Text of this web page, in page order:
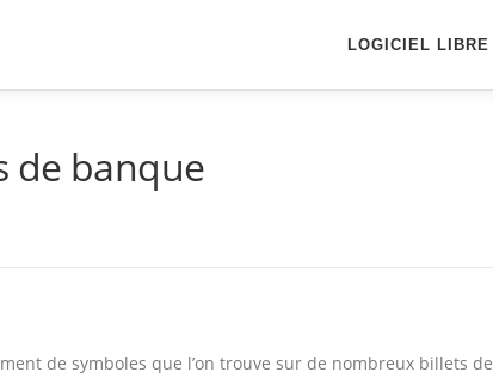
LOGICIEL LIBRE
de banque
de symboles que l’on trouve sur de nombreux billets de